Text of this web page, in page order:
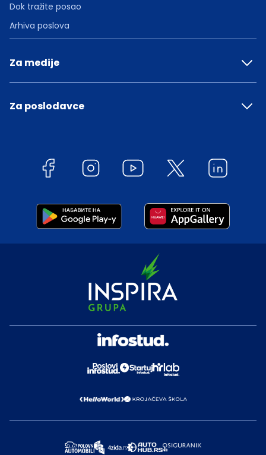
Dok tražite posao
Arhiva poslova
Za medije
Za poslodavce